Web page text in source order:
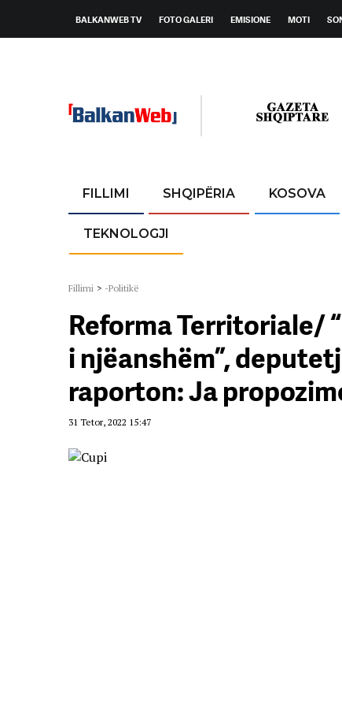
BALKANWEB TV FOTO GALERI EMISIONE MOTI
FILLIMI SHQIPËRIA KOSOVA
TEKNOLOGJI
Fillimi > -Politikë
Reforma Territoriale/
i njëanshëm”,
raporton: Ja
31 Tetor, 2022 15:47